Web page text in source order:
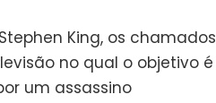
King, os chamados
no qual o objetivo é
um assassino